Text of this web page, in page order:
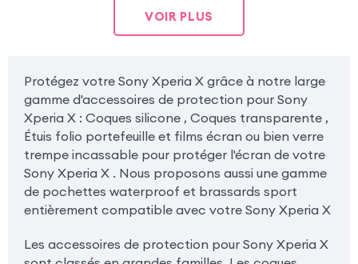
VOIR PLUS
Protégez votre Sony Xperia X grâce à notre large
gamme d'accessoires de protection pour Sony
Xperia X : Coques silicone , Coques transparente ,
Étuis folio portefeuille et films écran ou bien verre
trempe incassable pour protéger l'écran de votre
Sony Xperia X . Nous proposons aussi une gamme
de pochettes waterproof et brassards sport
entièrement compatible avec votre Sony Xperia X
Les accessoires de protection pour Sony Xperia X